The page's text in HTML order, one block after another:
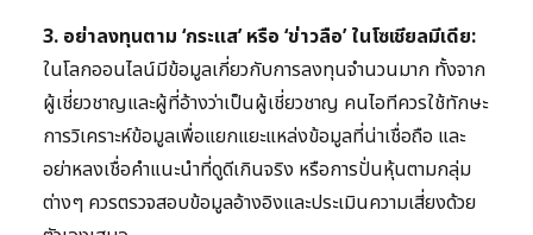
3. อย่าลงทุนตาม ‘กระแส’ หรือ ‘ข่าวลือ’ ในโซเชียลมีเดีย:
ในโลกออนไลน์มีข้อมูลเกี่ยวกับการลงทุนจำนวนมาก ทั้งจาก
ผู้เชี่ยวชาญและผู้ที่อ้างว่าเป็นผู้เชี่ยวชาญ คนไอทีควรใช้ทักษะ
การวิเคราะห์ข้อมูลเพื่อแยกแยะแหล่งข้อมูลที่น่าเชื่อถือ และ
อย่าหลงเชื่อคำแนะนำที่ดูดีเกินจริง หรือการปั่นหุ้นตามกลุ่ม
ต่างๆ ควรตรวจสอบข้อมูลอ้างอิงและประเมินความเสี่ยงด้วย